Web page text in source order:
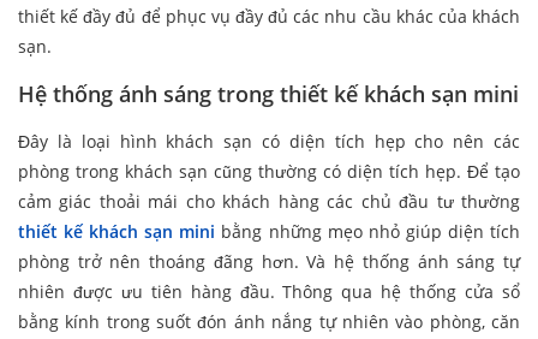
thiết kế đầy đủ để phục vụ đầy đủ các nhu cầu khác của khách
sạn.
Hệ thống ánh sáng trong thiết kế khách sạn mini
Đây là loại hình khách sạn có diện tích hẹp cho nên các
phòng trong khách sạn cũng thường có diện tích hẹp. Để tạo
cảm giác thoải mái cho khách hàng các chủ đầu tư thường
thiết kế khách sạn mini bằng những mẹo nhỏ giúp diện tích
phòng trở nên thoáng đãng hơn. Và hệ thống ánh sáng tự
nhiên được ưu tiên hàng đầu. Thông qua hệ thống cửa sổ
bằng kính trong suốt đón ánh nắng tự nhiên vào phòng, căn